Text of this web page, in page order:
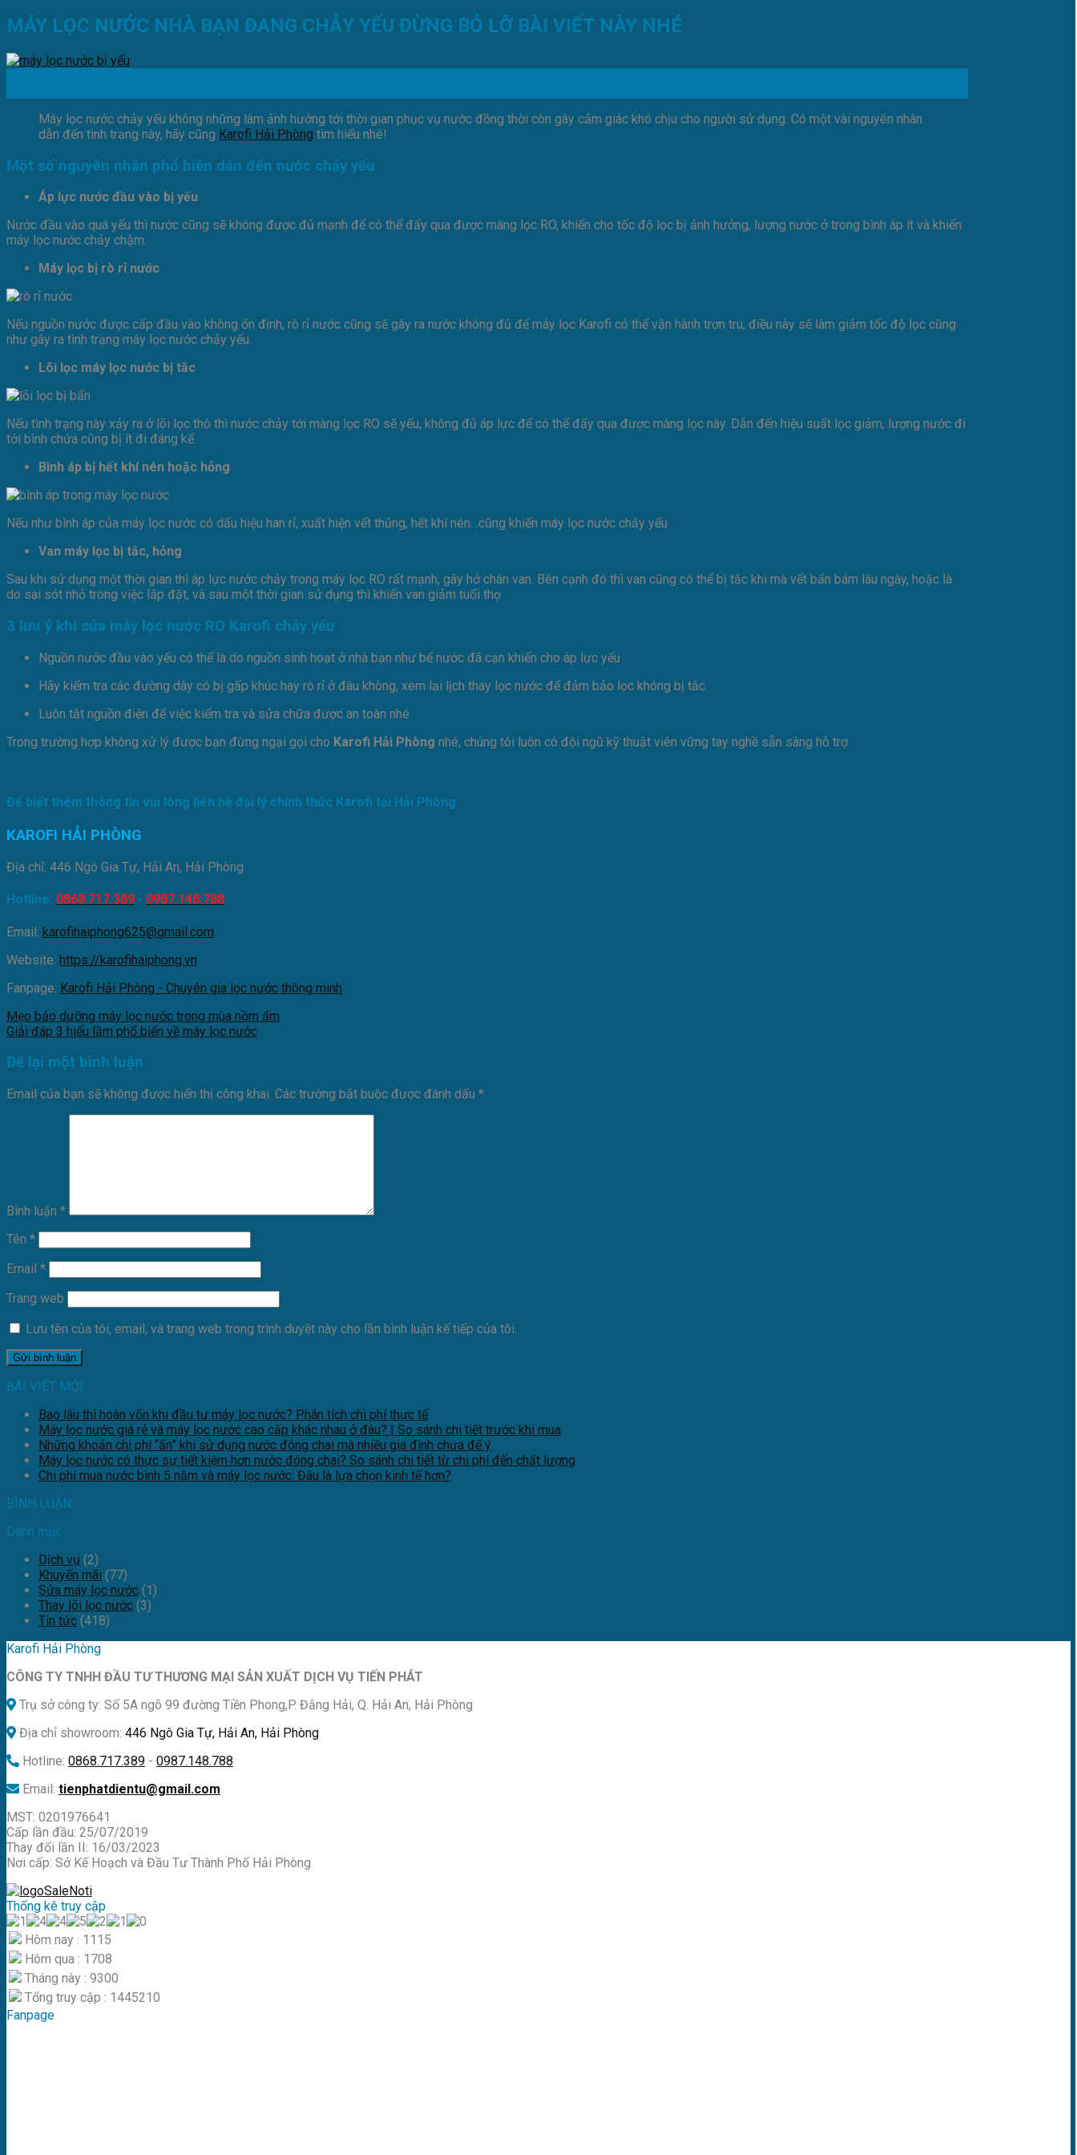
MÁY LỌC NƯỚC NHÀ BẠN ĐANG CHẢY YẾU ĐỪNG BỎ LỠ BÀI VIẾT NÀY NHÉ
Máy lọc nước chảy yếu không những làm ảnh hưởng tới thời gian phục vụ nước đồng thời còn gây cảm giác khó chịu cho người sử dụng. Có một vài nguyên nhân
dẫn đến tình trạng này, hãy cũng Karofi Hải Phòng tìm hiểu nhé!
Một số nguyên nhân phổ biến dẫn đến nước chảy yếu
Áp lực nước đầu vào bị yếu
Nước đầu vào quá yếu thì nước cũng sẽ không được đủ mạnh để có thể đẩy qua được màng lọc RO, khiến cho tốc độ lọc bị ảnh hưởng, lượng nước ở trong bình áp ít và khiến
máy lọc nước chảy chậm.
Máy lọc bị rò rỉ nước
Nếu nguồn nước được cấp đầu vào không ổn định, rò rỉ nước cũng sẽ gây ra nước không đủ để máy lọc Karofi có thể vận hành trơn tru, điều này sẽ làm giảm tốc độ lọc cũng
như gây ra tình trạng máy lọc nước chảy yếu.
Lõi lọc máy lọc nước bị tắc
Nếu tình trạng này xảy ra ở lõi lọc thô thì nước chảy tới màng lọc RO sẽ yếu, không đủ áp lực để có thể đẩy qua được màng lọc này. Dẫn đến hiệu suất lọc giảm, lượng nước đi
tới bình chứa cũng bị ít đi đáng kể.
Bình áp bị hết khí nén hoặc hỏng
Nếu như bình áp của máy lọc nước có dấu hiệu han rỉ, xuất hiện vết thủng, hết khí nén…cũng khiến máy lọc nước chảy yếu
Van máy lọc bị tắc, hỏng
Sau khi sử dụng một thời gian thì áp lực nước chảy trong máy lọc RO rất mạnh, gây hở chân van. Bên cạnh đó thì van cũng có thể bị tắc khi mà vết bẩn bám lâu ngày, hoặc là
do sai sót nhỏ trong việc lắp đặt, và sau một thời gian sử dụng thì khiến van giảm tuổi thọ
3 lưu ý khi sửa máy lọc nước RO Karofi chảy yếu
Nguồn nước đầu vào yếu có thể là do nguồn sinh hoạt ở nhà bạn như bể nước đã cạn khiến cho áp lực yếu
Hãy kiểm tra các đường dây có bị gấp khúc hay rò rỉ ở đâu không, xem lại lịch thay lọc nước để đảm bảo lọc không bị tắc
Luôn tắt nguồn điện để việc kiểm tra và sửa chữa được an toàn nhé
Trong trường hợp không xử lý được bạn đừng ngại gọi cho Karofi Hải Phòng nhé, chúng tôi luôn có đội ngũ kỹ thuật viên vững tay nghề sẵn sàng hỗ trợ
Để biết thêm thông tin vui lòng liên hệ đại lý chính thức Karofi tại Hải Phòng
KAROFI HẢI PHÒNG
Địa chỉ: 446 Ngô Gia Tự, Hải An, Hải Phòng
Hotline: 0868.717.389 - 0987.148.788
Email: karofihaiphong625@gmail.com
Website: https://karofihaiphong.vn
Fanpage: Karofi Hải Phòng - Chuyên gia lọc nước thông minh
Mẹo bảo dưỡng máy lọc nước trong mùa nồm ẩm
Giải đáp 3 hiểu lầm phổ biến về máy lọc nước
Để lại một bình luận
Email của bạn sẽ không được hiển thị công khai. Các trường bắt buộc được đánh dấu *
Bình luận *
Tên *
Email *
Trang web
Lưu tên của tôi, email, và trang web trong trình duyệt này cho lần bình luận kế tiếp của tôi.
BÀI VIẾT MỚI
Bao lâu thì hoàn vốn khi đầu tư máy lọc nước? Phân tích chi phí thực tế
Máy lọc nước giá rẻ và máy lọc nước cao cấp khác nhau ở đâu? | So sánh chi tiết trước khi mua
Những khoản chi phí “ẩn” khi sử dụng nước đóng chai mà nhiều gia đình chưa để ý
Máy lọc nước có thực sự tiết kiệm hơn nước đóng chai? So sánh chi tiết từ chi phí đến chất lượng
Chi phí mua nước bình 5 năm và máy lọc nước: Đâu là lựa chọn kinh tế hơn?
BÌNH LUẬN
Danh mục
Dịch vụ (2)
Khuyến mãi (77)
Sửa máy lọc nước (1)
Thay lõi lọc nước (3)
Tin tức (418)
Karofi Hải Phòng
CÔNG TY TNHH ĐẦU TƯ THƯƠNG MẠI SẢN XUẤT DỊCH VỤ TIẾN PHÁT
Trụ sở công ty: Số 5A ngõ 99 đường Tiền Phong,P. Đằng Hải, Q. Hải An, Hải Phòng
Địa chỉ showroom: 446 Ngô Gia Tự, Hải An, Hải Phòng
Hotline: 0868.717.389 - 0987.148.788
Email: tienphatdientu@gmail.com
MST: 0201976641
Cấp lần đầu: 25/07/2019
Thay đổi lần II: 16/03/2023
Nơi cấp: Sở Kế Hoạch và Đầu Tư Thành Phố Hải Phòng
Thống kê truy cập
Hôm nay : 1115
Hôm qua : 1708
Tháng này : 9300
Tổng truy cập : 1445210
Fanpage